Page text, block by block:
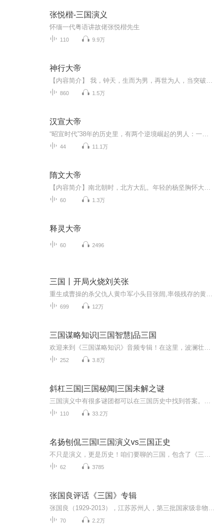
张悦楷-三国演义
怀缅一代粤语讲故佬张悦楷先生
110 9.9万
神行大帝
860 1.5万
汉宣大帝
44 11.1万
隋文大帝
60 1.3万
释灵大帝
60 2496
三国丨开局火烧刘关张
699 12万
三国谋略知识|三国智慧|品三国
252 3.8万
斜杠三国|三国秘闻|三国未解之谜
110 33.2万
名扬刨侃三国l三国演义vs三国正史
62 3785
张国良评话《三国》专辑
70 2.2万